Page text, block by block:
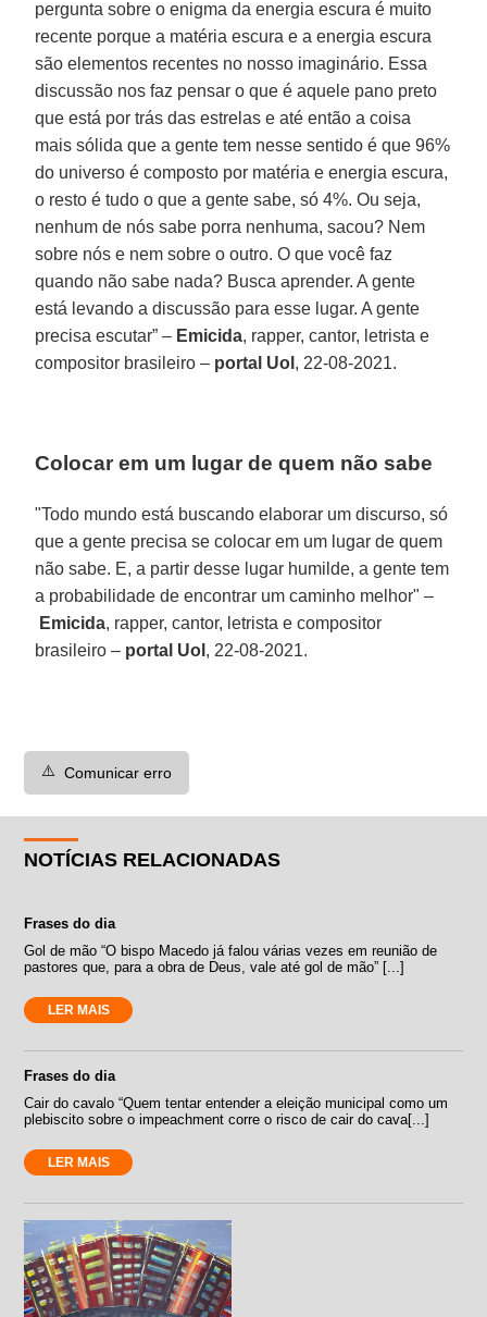
pergunta sobre o enigma da energia escura é muito
recente porque a matéria escura e a energia escura
são elementos recentes no nosso imaginário. Essa
discussão nos faz pensar o que é aquele pano preto
que está por trás das estrelas e até então a coisa
mais sólida que a gente tem nesse sentido é que 96%
do universo é composto por matéria e energia escura,
o resto é tudo o que a gente sabe, só 4%. Ou seja,
nenhum de nós sabe porra nenhuma, sacou? Nem
sobre nós e nem sobre o outro. O que você faz
quando não sabe nada? Busca aprender. A gente
está levando a discussão para esse lugar. A gente
precisa escutar” – Emicida, rapper, cantor, letrista e
compositor brasileiro – portal Uol , 22-08-2021.
Colocar em um lugar de quem não sabe
"Todo mundo está buscando elaborar um discurso, só
que a gente precisa se colocar em um lugar de quem
não sabe. E, a partir desse lugar humilde, a gente tem
a probabilidade de encontrar um caminho melhor" –
Emicida, rapper, cantor, letrista e compositor
brasileiro – portal Uol , 22-08-2021.
⚠️ Comunicar erro
NOTÍCIAS RELACIONADAS
Frases do dia
Gol de mão “O bispo Macedo já falou várias vezes em reunião de
pastores que, para a obra de Deus, vale até gol de mão” [...]
LER MAIS
Frases do dia
Cair do cavalo “Quem tentar entender a eleição municipal como um
plebiscito sobre o impeachment corre o risco de cair do cava[...]
LER MAIS